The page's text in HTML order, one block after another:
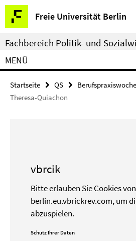
Springe
direkt
zu
Inhalt
Freie Universität Berlin
Service-
Navigation
Fachbereich Politik- und
MENÜ
Startseite QS
Theresa-Quiachon
vbrcik
Bitte erlauben Sie Cookies
berlin.eu.vbrickrev.com, um
abzuspielen.
Schutz Ihrer Daten